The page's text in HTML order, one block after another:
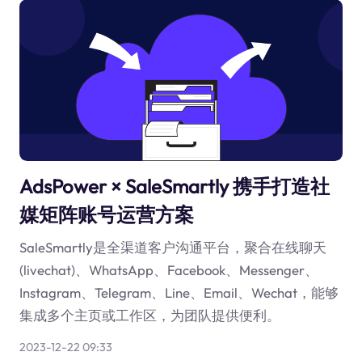
AdsPower × SaleSmartly 携手打造社
媒矩阵账号运营方案
SaleSmartly是全渠道客户沟通平台，聚合在线聊天
(livechat)、WhatsApp、Facebook、Messenger、
Instagram、Telegram、Line、Email、Wechat，能够
集成多个主页或工作区，为团队提供便利。
2023-12-22 09:33